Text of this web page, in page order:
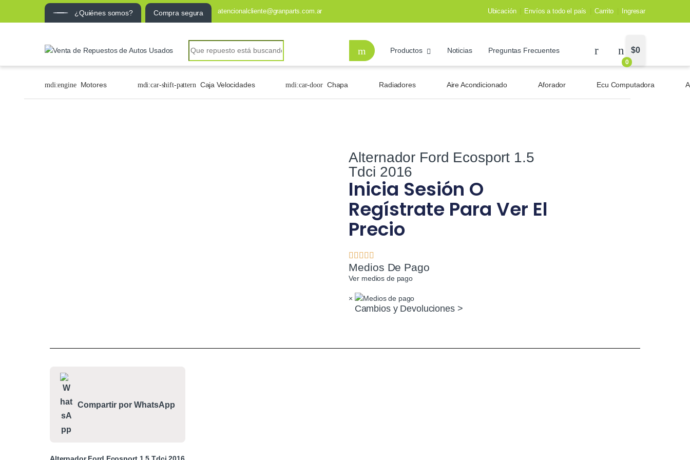
¿Quiénes somos? Compra segura atencionalcliente@granparts.com.ar Ubicación Envíos a todo el país Carrito Ingresar
Productos Noticias Preguntas Frecuentes
0
$0
Motores Caja Velocidades Chapa Radiadores Aire Acondicionado Aforador Ecu Computadora
Alternador Ford Ecosport 1.5
Tdci 2016
Inicia Sesión O
Regístrate Para Ver El
Precio
Medios De Pago
Ver medios de pago
×
Cambios y Devoluciones >
Compartir por WhatsApp